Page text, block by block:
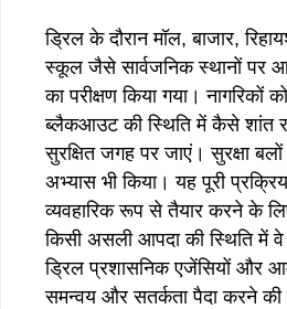
ड्रिल के दौरान मॉल, बाजार,
स्कूल जैसे सार्वजनिक स्थानों पर
का परीक्षण किया गया। नागरिकों
ब्लैकआउट की स्थिति में कैसे शांत
सुरक्षित जगह पर जाएं। सुरक्षा
अभ्यास भी किया। यह पूरी
व्यवहारिक रूप से तैयार करने के
किसी असली आपदा की स्थिति में
ड्रिल प्रशासनिक एजेंसियों और
समन्वय और सतर्कता पैदा करने की